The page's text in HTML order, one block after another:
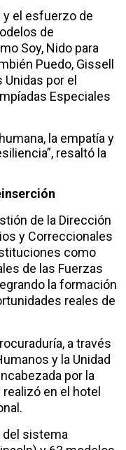
y el esfuerzo de
de
Soy, Nido para
Puedo, Gissell
Unidas por el
Especiales
la empatía y
resaltó la
de la Dirección
y Correccionales
como
de las Fuerzas
la formación
reales de
a través
y la Unidad
por la
en el hotel
del sistema